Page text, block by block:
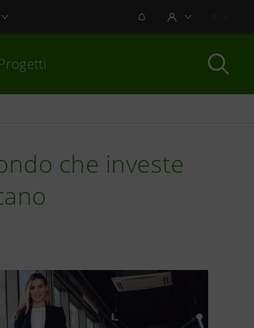
NOTIFICHEAREA UTENTE
che investe